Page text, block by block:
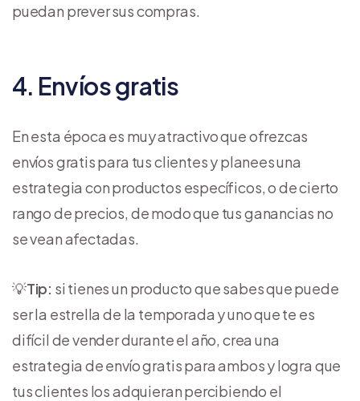
puedan prever sus compras.
4. Envíos gratis
En esta época es muy atractivo que ofrezcas
envíos gratis para tus clientes y planees una
estrategia con productos específicos, o de cierto
rango de precios, de modo que tus ganancias no
se vean afectadas.
💡Tip: si tienes un producto que sabes que puede
ser la estrella de la temporada y uno que te es
difícil de vender durante el año, crea una
estrategia de envío gratis para ambos y logra que
tus clientes los adquieran percibiendo el